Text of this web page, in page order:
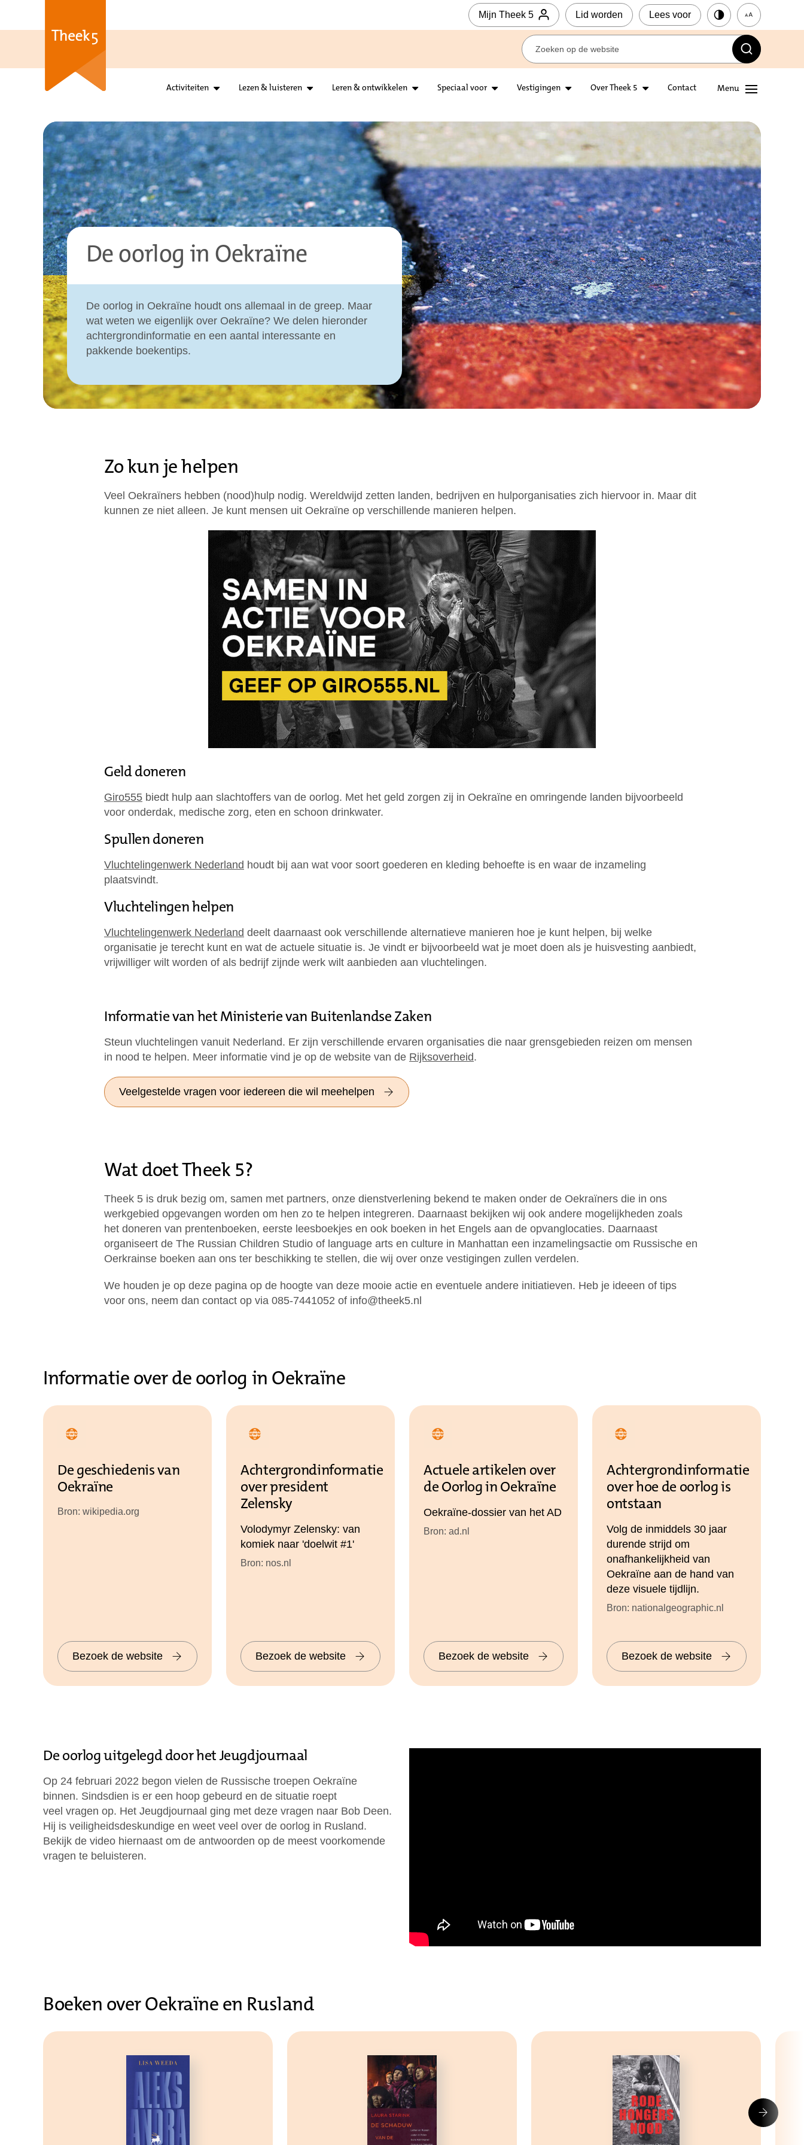
Mijn Theek 5 Lid worden Lees voor
Activiteiten Lezen & luisteren Leren & ontwikkelen Speciaal voor Vestigingen Over Theek 5 Contact
De oorlog in Oekraïne
De oorlog in Oekraïne houdt ons allemaal in de greep. Maar
wat weten we eigenlijk over Oekraïne? We delen hieronder
achtergrondinformatie en een aantal interessante en
pakkende boekentips.
Zo kun je helpen
Veel Oekraïners hebben (nood)hulp nodig. Wereldwijd zetten landen, bedrijven en hulporganisaties zich hiervoor in. Maar dit
kunnen ze niet alleen. Je kunt mensen uit Oekraïne op verschillende manieren helpen.
Geld doneren
Giro555 biedt hulp aan slachtoffers van de oorlog. Met het geld zorgen zij in Oekraïne en omringende landen bijvoorbeeld
voor onderdak, medische zorg, eten en schoon drinkwater.
Spullen doneren
Vluchtelingenwerk Nederland houdt bij aan wat voor soort goederen en kleding behoefte is en waar de inzameling
plaatsvindt.
Vluchtelingen helpen
Vluchtelingenwerk Nederland deelt daarnaast ook verschillende alternatieve manieren hoe je kunt helpen, bij welke
organisatie je terecht kunt en wat de actuele situatie is. Je vindt er bijvoorbeeld wat je moet doen als je huisvesting aanbiedt,
vrijwilliger wilt worden of als bedrijf zijnde werk wilt aanbieden aan vluchtelingen.
Informatie van het Ministerie van Buitenlandse Zaken
Steun vluchtelingen vanuit Nederland. Er zijn verschillende ervaren organisaties die naar grensgebieden reizen om mensen
in nood te helpen. Meer informatie vind je op de website van de Rijksoverheid.
Veelgestelde vragen voor iedereen die wil meehelpen
Wat doet Theek 5?
Theek 5 is druk bezig om, samen met partners, onze dienstverlening bekend te maken onder de Oekraïners die in ons
werkgebied opgevangen worden om hen zo te helpen integreren. Daarnaast bekijken wij ook andere mogelijkheden zoals
het doneren van prentenboeken, eerste leesboekjes en ook boeken in het Engels aan de opvanglocaties. Daarnaast
organiseert de The Russian Children Studio of language arts en culture in Manhattan een inzamelingsactie om Russische en
Oerkrainse boeken aan ons ter beschikking te stellen, die wij over onze vestigingen zullen verdelen.
We houden je op deze pagina op de hoogte van deze mooie actie en eventuele andere initiatieven. Heb je ideeen of tips
voor ons, neem dan contact op via 085-7441052 of info@theek5.nl
Informatie over de oorlog in Oekraïne
De geschiedenis van
Oekraïne
Bron: wikipedia.org
Bezoek de website
Achtergrondinformatie
over president
Zelensky
Volodymyr Zelensky: van
komiek naar 'doelwit #1'
Bron: nos.nl
Bezoek de website
Actuele artikelen over
de Oorlog in Oekraïne
Oekraïne-dossier van het AD
Bron: ad.nl
Bezoek de website
Achtergrondinformatie
over hoe de oorlog is
ontstaan
Volg de inmiddels 30 jaar
durende strijd om
onafhankelijkheid van
Oekraïne aan de hand van
deze visuele tijdlijn.
Bron: nationalgeographic.nl
Bezoek de website
De oorlog uitgelegd door het Jeugdjournaal
Op 24 februari 2022 begon vielen de Russische troepen Oekraïne
binnen. Sindsdien is er een hoop gebeurd en de situatie roept
veel vragen op. Het Jeugdjournaal ging met deze vragen naar Bob Deen.
Hij is veiligheidsdeskundige en weet veel over de oorlog in Rusland.
Bekijk de video hiernaast om de antwoorden op de meest voorkomende
vragen te beluisteren.
Boeken over Oekraïne en Rusland